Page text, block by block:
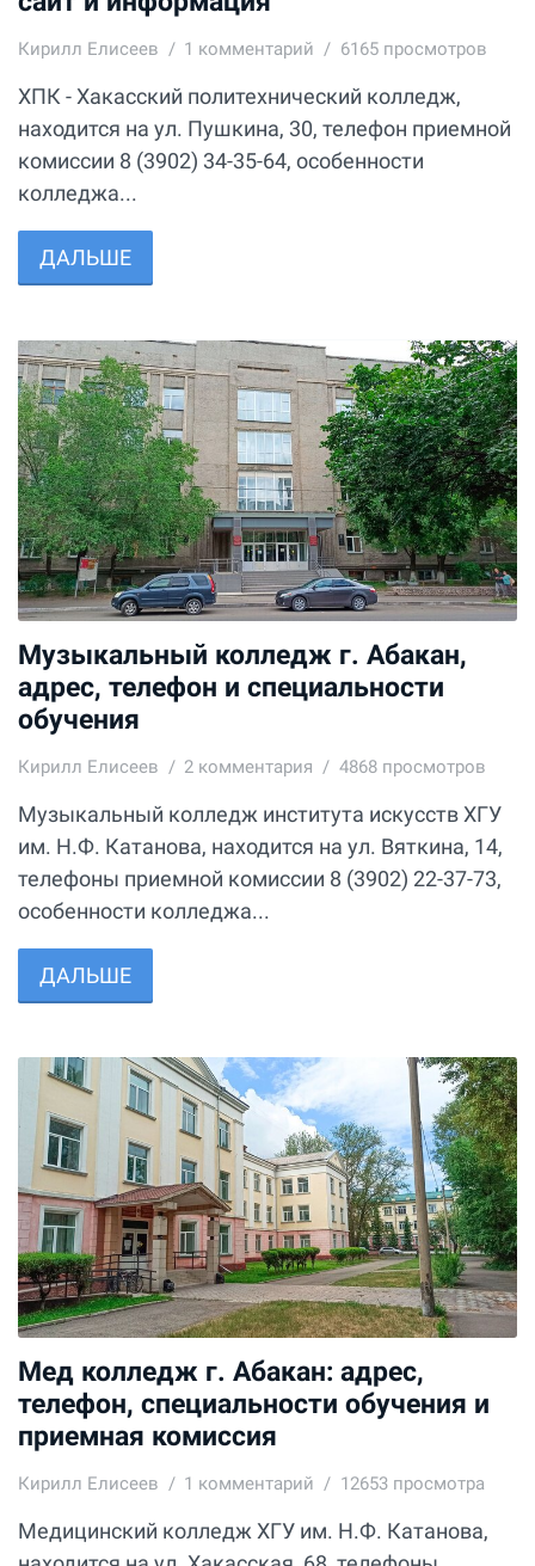
Кирилл Елисеев 1 комментарий 6165 просмотров
ХПК - Хакасский политехнический колледж,
находится на ул. Пушкина, 30, телефон приемной
комиссии 8 (3902) 34-35-64, особенности
колледжа...
ДАЛЬШЕ
Музыкальный колледж г. Абакан,
адрес, телефон и специальности
обучения
Кирилл Елисеев 2 комментария 4868 просмотров
Музыкальный колледж института искусств ХГУ
им. Н.Ф. Катанова, находится на ул. Вяткина, 14,
телефоны приемной комиссии 8 (3902) 22-37-73,
особенности колледжа...
ДАЛЬШЕ
Мед колледж г. Абакан: адрес,
телефон, специальности обучения и
приемная комиссия
Кирилл Елисеев 1 комментарий 12653 просмотра
Медицинский колледж ХГУ им. Н.Ф. Катанова,